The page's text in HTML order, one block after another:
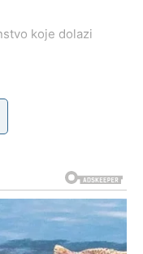
koje dolazi
posebnošću,
svijet.
u dan.